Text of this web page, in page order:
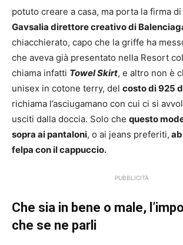
potuto creare a casa, ma porta la firma di
Gavsalia direttore creativo di
chiacchierato, capo che la griffe ha
che aveva già presentato nella Resort
chiama infatti Towel Skirt, e altro non è
unisex in cotone terry, del costo di 925
richiama l’asciugamano con cui ci si
usciti dalla doccia. Solo che questo
sopra ai pantaloni, o ai jeans preferiti,
felpa con il cappuccio.
PUBBLICITÀ
Che sia in bene o male,
che se ne parli